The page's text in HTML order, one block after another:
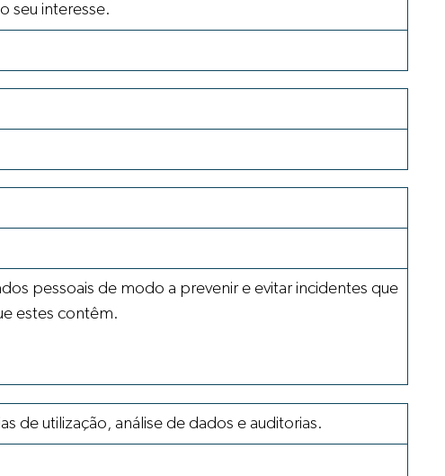
seu interesse.
pessoais de modo a prevenir e evitar incidentes que
estes contêm.
de utilização, análise de dados e auditorias.